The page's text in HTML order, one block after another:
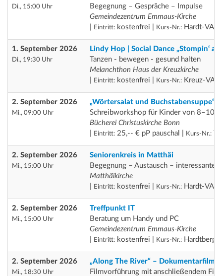
Di., 15:00 Uhr
Begegnung – Gespräche – Impulse
Gemeindezentrum Emmaus-Kirche
Eintritt: kostenfrei | Kurs-Nr.: Hardt-VA
1. September 2026
Di., 19:30 Uhr
Lindy Hop | Social Dance „Stompin‘ at
Tanzen - bewegen - gesund halten
Melanchthon Haus der Kreuzkirche
Eintritt: kostenfrei | Kurs-Nr.: Kreuz-VA
2. September 2026
Mi., 09:00 Uhr
„Wörtersalat und Buchstabensuppe“
Schreibworkshop für Kinder von 8–10
Bücherei Christuskirche Bonn
Eintritt: 25,-- € pP pauschal | Kurs-Nr.:
2. September 2026
Mi., 15:00 Uhr
Seniorenkreis in Matthäi
Begegnung – Austausch – interessante
Matthäikirche
Eintritt: kostenfrei | Kurs-Nr.: Hardt-VA
2. September 2026
Mi., 15:00 Uhr
Treffpunkt IT
Beratung um Handy und PC
Gemeindezentrum Emmaus-Kirche
Eintritt: kostenfrei | Kurs-Nr.: Hardtberg
2. September 2026
Mi., 18:30 Uhr
„Along The River“ – Dokumentarfilm
Filmvorführung mit anschließendem